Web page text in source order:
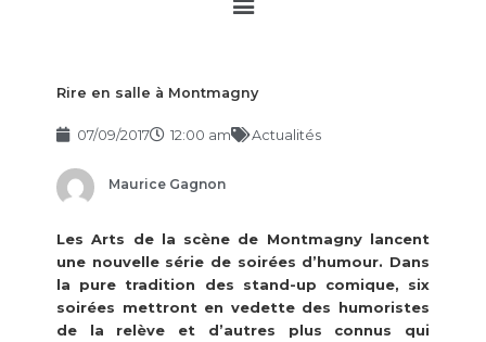
Rire en salle à Montmagny
07/09/2017 12:00 am Actualités
Maurice Gagnon
Les Arts de la scène de Montmagny lancent
une nouvelle série de soirées d’humour. Dans
la pure tradition des stand-up comique, six
soirées mettront en vedette des humoristes
de la relève et d’autres plus connus qui